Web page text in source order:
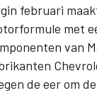
februari
met
van
de eer om